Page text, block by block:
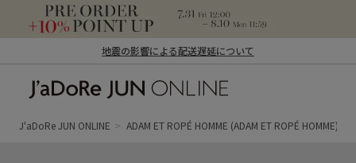
地震の影響による配送遅延について
ン オンライン）
J'aDoRe JUN ONLINE ADAM ET ROPÉ HOMME (ADAM ET ROPÉ HOMME)